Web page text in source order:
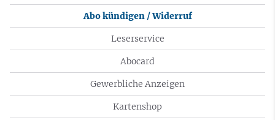
Abo kündigen / Widerruf
Leserservice
Abocard
Gewerbliche Anzeigen
Kartenshop